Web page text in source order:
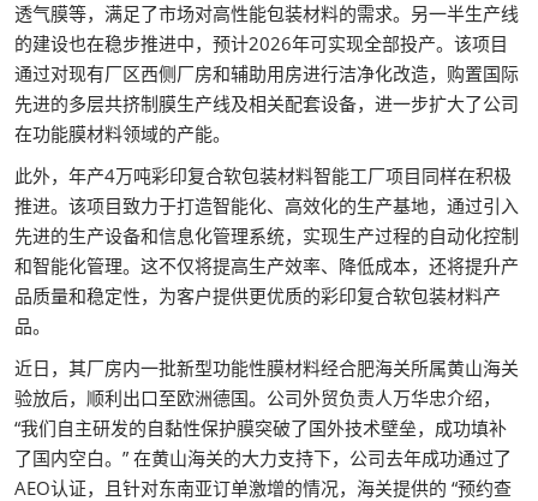
透气膜等，满足了市场对高性能包装材料的需求。另一半生产线
的建设也在稳步推进中，预计2026年可实现全部投产。该项目
通过对现有厂区西侧厂房和辅助用房进行洁净化改造，购置国际
先进的多层共挤制膜生产线及相关配套设备，进一步扩大了公司
在功能膜材料领域的产能。
此外，年产4万吨彩印复合软包装材料智能工厂项目同样在积极
推进。该项目致力于打造智能化、高效化的生产基地，通过引入
先进的生产设备和信息化管理系统，实现生产过程的自动化控制
和智能化管理。这不仅将提高生产效率、降低成本，还将提升产
品质量和稳定性，为客户提供更优质的彩印复合软包装材料产
品。
近日，其厂房内一批新型功能性膜材料经合肥海关所属黄山海关
验放后，顺利出口至欧洲德国。公司外贸负责人万华忠介绍，
“我们自主研发的自黏性保护膜突破了国外技术壁垒，成功填补
了国内空白。” 在黄山海关的大力支持下，公司去年成功通过了
AEO认证，且针对东南亚订单激增的情况，海关提供的 “预约查